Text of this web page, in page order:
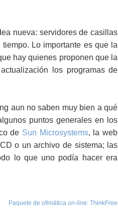
nueva: servidores de casillas
Lo importante es que la
hay quienes proponen que la
los programas de
aun no saben muy bien a qué
puntos generales en los
de Sun Microsystems, la web
o un archivo de sistema; las
lo que uno podía hacer era
Paquete de ofimáticaon-line: ThinkFree